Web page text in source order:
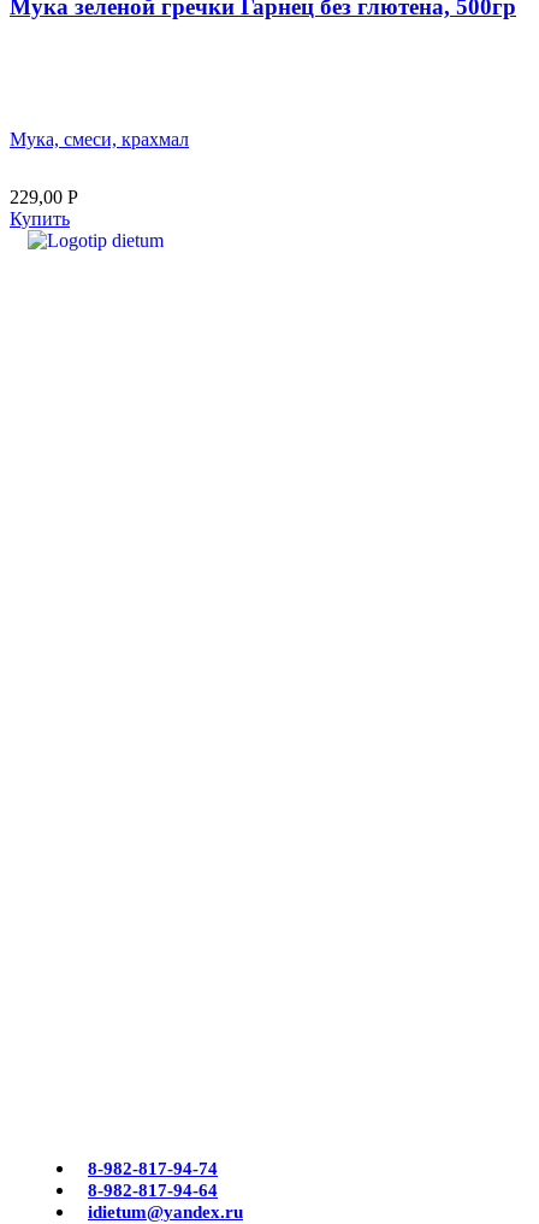
Мука зеленой гречки Гарнец без глютена, 500гр
Мука, смеси, крахмал
229,00 Р
Купить
8-982-817-94-74
8-982-817-94-64
idietum@yandex.ru